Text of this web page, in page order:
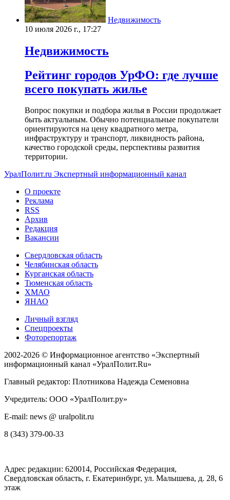
Недвижимость
10 июля 2026 г., 17:27
Недвижимость
Рейтинг городов УрФО: где лучше
всего покупать жилье
Вопрос покупки и подбора жилья в России продолжает
быть актуальным. Обычно потенциальные покупатели
ориентируются на цену квадратного метра,
инфраструктуру и транспорт, ликвидность района,
качество городской среды, перспективы развития
территории.
УралПолит.ru Экспертный информационный канал
О проекте
Реклама
RSS
Архив
Редакция
Вакансии
Свердловская область
Челябинская область
Курганская область
Тюменская область
ХМАО
ЯНАО
Личный взгляд
Спецпроекты
Фоторепортаж
2002-2026 © Информационное агентство «Экспертный
информационный канал «УралПолит.Ru»
Главный редактор: Плотникова Надежда Семеновна
Учредитель: ООО «УралПолит.ру»
E-mail: news @ uralpolit.ru
8 (343) 379-00-33
Адрес редакции: 620014, Российская Федерация,
Свердловская область, г. Екатеринбург, ул. Малышева, д. 28, 6
этаж